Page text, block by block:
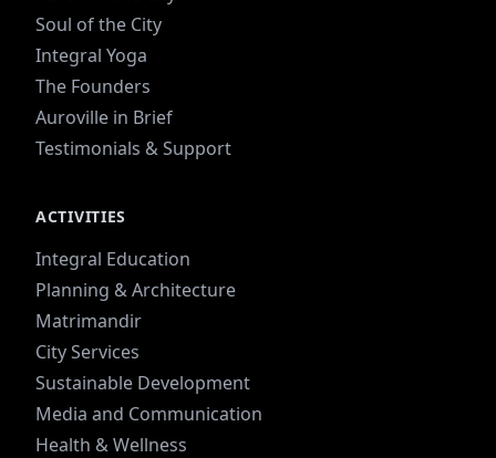
Soul of the City
Integral Yoga
The Founders
Auroville in Brief
Testimonials & Support
ACTIVITIES
Integral Education
Planning & Architecture
Matrimandir
City Services
Sustainable Development
Media and Communication
Health & Wellness